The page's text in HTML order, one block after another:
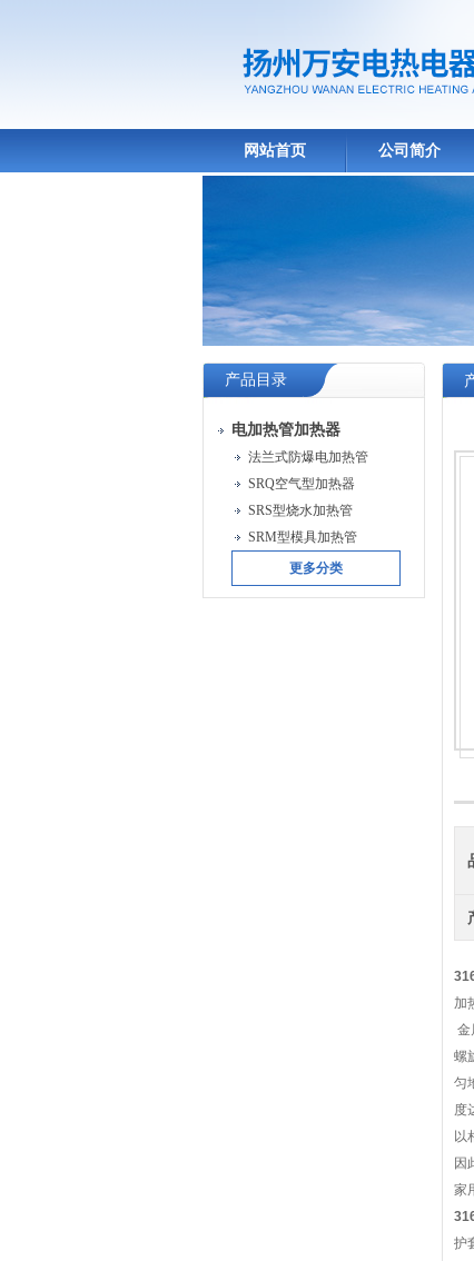
网站首页 公司简介
产品目录
电加热管加热器
法兰式防爆电加热管
SRQ空气型加热器
SRS型烧水加热管
SRM型模具加热管
更多分类
加
金
螺
匀
度
以
因
家
护